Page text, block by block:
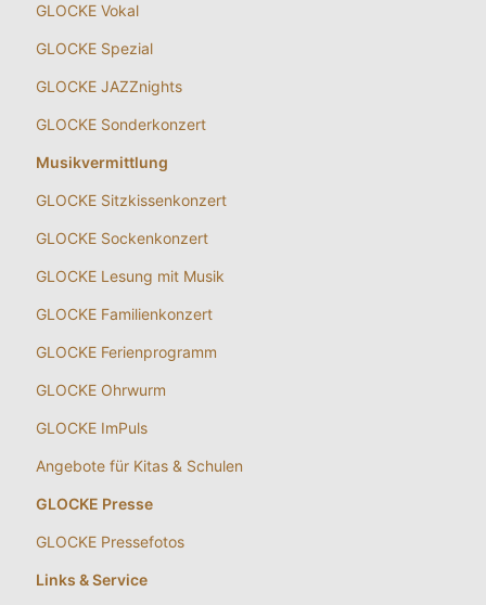
GLOCKE Vokal
GLOCKE Spezial
GLOCKE JAZZnights
GLOCKE Sonderkonzert
Musikvermittlung
GLOCKE Sitzkissenkonzert
GLOCKE Sockenkonzert
GLOCKE Lesung mit Musik
GLOCKE Familienkonzert
GLOCKE Ferienprogramm
GLOCKE Ohrwurm
GLOCKE ImPuls
Angebote für Kitas & Schulen
GLOCKE Presse
GLOCKE Pressefotos
Links & Service